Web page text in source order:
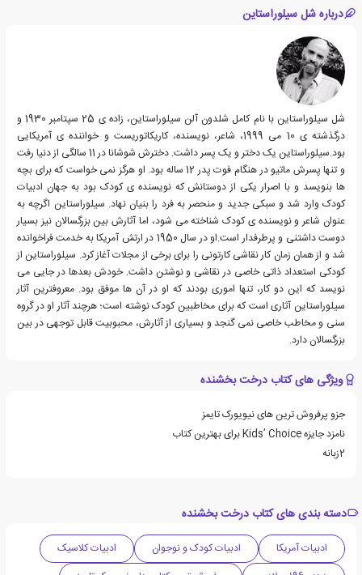
درباره شل سیلوراستاین
شل سیلوراستاین با نام کامل شلدون آلن سیلوراستاین، زاده ی 25 سپتامبر 1930 و
درگذشته ی 10 می 1999، شاعر، نویسنده، کاریکاتوریست و خواننده ی آمریکایی
بود.سیلوراستاین یک دختر و یک پسر داشت. دخترش شوشانا در 11 سالگی از دنیا رفت
و تنها پسرش ماتیو در هنگام فوت پدر 12 ساله بود. او هرگز نمی خواست که برای بچه
ها بنویسد و با اصرار یکی از دوستانش که نویسنده ی کودک بود به جهان ادبیات
کودک وارد شد و سبکی جدید و منحصر به فرد را بنیان نهاد. سیلوراستاین اگرچه به
عنوان شاعر و نویسنده ی کودک شناخته می شود، اما آثارش بین بزرگسالان نیز بسیار
دوست داشتنی و پرطرفدار است.او در سال 1950 در ارتش آمریکا به خدمت فراخوانده
شد و از همان زمان کار نقاشی کارتونی را برای برخی از مجلات آغاز کرد. سیلوراستاین از
کودکی استعداد ذاتی خاصی در نقاشی و نوشتن داشت. خودش بعدها در جایی می
نویسد که این دو کار، تنها اموری بودند که او در آن ها موفق بود. معروفترین آثار
سیلوراستاین آثاری است که برای مخاطبین کودک نوشته است؛ هرچند آثار او در گروه
سنی و مخاطب خاصی نمی گنجد و بسیاری از آثارش، محبوبیت قابل توجهی در بین
بزرگسالان دارد.
ویژگی های کتاب درخت بخشنده
جزو پرفروش ترین های نیویورک تایمز
نامزد جایزه Kids’ Choice برای بهترین کتاب
2زبانه
دسته بندی های کتاب درخت بخشنده
ادبیات آمریکا ادبیات کودک و نوجوان
ادبیات کلاسیک